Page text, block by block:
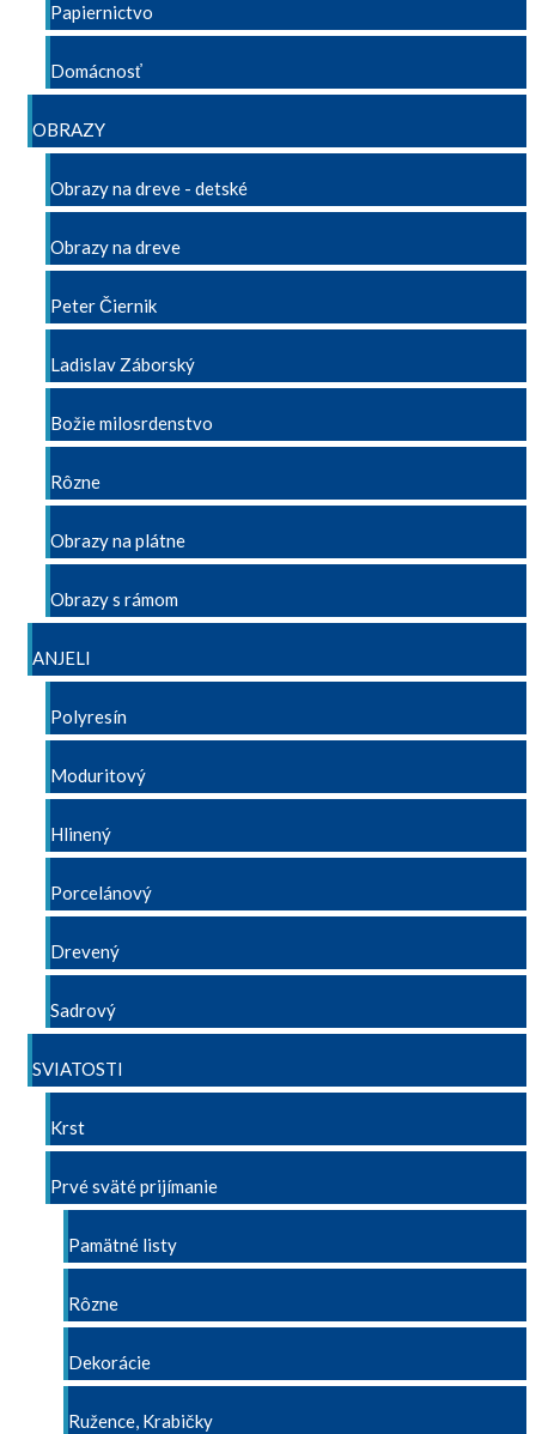
Papiernictvo
Domácnosť
OBRAZY
Obrazy na dreve - detské
Obrazy na dreve
Peter Čiernik
Ladislav Záborský
Božie milosrdenstvo
Rôzne
Obrazy na plátne
Obrazy s rámom
ANJELI
Polyresín
Moduritový
Hlinený
Porcelánový
Drevený
Sadrový
SVIATOSTI
Krst
Prvé sväté prijímanie
Pamätné listy
Rôzne
Dekorácie
Ružence, Krabičky